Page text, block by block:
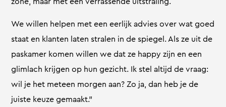
We willen helpen met een eerlijk advies over wat goed
staat en klanten laten stralen in de spiegel. Als ze uit de
paskamer komen willen we dat ze happy zijn en een
glimlach krijgen op hun gezicht. Ik stel altijd de vraag:
wil je het meteen morgen aan? Zo ja, dan heb je de
juiste keuze gemaakt.”